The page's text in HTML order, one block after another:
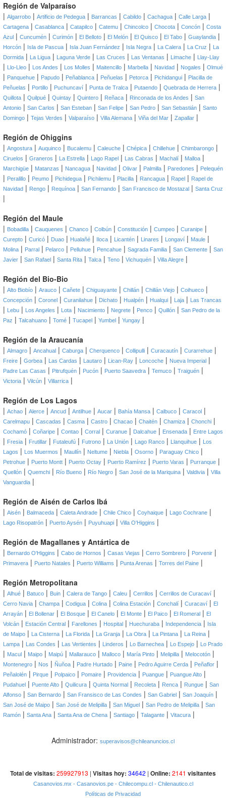
Región de Valparaíso
| Algarrobo | Artificio de Pedegua | Barrancas | Cabildo | Cachagua | Calle Larga |
Cartagena | Casablanca | Catapilco | Catemu | Chincolco | Chocota | Concón | Costa
Azul | Cuncumén | Curimón | El Belloto | El Melón | El Quisco | El Tabo | Guaylandia |
Horcón | Isla de Pascua | Isla Juan Fernández | Isla Negra | La Calera | La Cruz |
La
Dormida | La Ligua | Laguna Verde | Las Cruces | Las Ventanas | Limache | Llay-Llay
| Llo-Lleo | Los Andes | Los Molles | Maitencillo | Marbella | Navidad | Nogales | Olmué
| Panquehue | Papudo | Peñablanca | Peñuelas | Petorca | Pichidangui | Placilla de
Peñuelas | Portillo | Puchuncaví | Punta de Tralca | Putaendo | Quebrada de Herrera |
Quillota | Quilpué | Quintay | Quintero | Reñaca | Rinconada de los Andes | San
Antonio | San Carlos | San Esteban | San Felipe | San Pedro | San Sebastián | Santo
Domingo | Tejas Verdes | Valparaíso | Villa Alemana | Viña del Mar | Zapallar |
Región de Ohiggins
| Angostura | Auquinco | Bucalemu | Caleuche | Chépica | Chillehue | Chimbarongo |
Ciruelos | Graneros | La Estrella | Lago Rapel | Las Cabras | Machalí | Malloa |
Marchigüe | Matanzas | Nancagua | Navidad | Olivar | Palmilla | Paredones | Pelequén
| Peralillo | Peumo | Pichidegua | Pichilemu | Placilla | Rancagua | Rapel | Rapel de
Navidad | Rengo | Requínoa | San Fernando | San Francisco de Mostazal | Santa Cruz
|
Región del Maule
| Bobadilla | Cauquenes | Chanco | Colbún | Constitución | Cumpeo | Curanipe |
Curepto | Curicó | Duao | Hualañé | Iloca | Licantén | Linares | Longaví | Maule |
Molina | Parral | Pelarco | Pelluhue | Pencahue | Sagrada Familia | San Clemente | San
Javier | San Rafael | Santa Rita | Talca | Teno | Vichuquén | Villa Alegre |
Región del Bio-Bio
| Alto Biobío | Arauco | Cañete | Chiguayante | Chillán | Chillán Viejo | Coihueco |
Concepción | Coronel | Curanilahue | Dichato | Hualpén | Hualqui | Laja | Las Trancas
| Lebu | Los Angeles | Lota | Nacimiento | Negrete | Penco | Quillón | San Pedro de la
Paz | Talcahuano | Tomé | Tucapel | Yumbel | Yungay |
Región de la Araucanía
| Almagro | Ancahual | Caburga | Cherquenco | Collipulli | Curacautín | Curarrehue |
Freire | Gorbea | Las Cardas | Lautaro | Lican-Ray | Loncoche | Nueva Imperial |
Padre Las Casas | Pitrufquén | Pucón | Puerto Saavedra | Temuco | Traiguén |
Victoria | Vilcún | Villarrica |
Región de Los Lagos
| Achao | Alerce | Ancud | Antilhue | Aucar | Bahía Mansa | Calbuco | Caracol |
Carelmapu | Cascadas | Casma | Castro | Chacao | Chaitén | Chamiza | Chonchi |
Cochamó | Coñaripe | Contao | Corral | Curanue | Dalcahue | Ensenada | Entre Lagos
| Fresia | Frutillar | Futaleufú | Futrono | La Unión | Lago Ranco | Llanquihue |
Los
Lagos | Los Muermos | Maullín | Neltume | Niebla | Osorno | Paraguay Chico |
Petrohue | Puerto Montt | Puerto Octay | Puerto Ramírez | Puerto Varas | Purranque |
Quellón | Quemchi | Río Bueno | Río Negro | San José de la Mariquina | Valdivia | Villa
Vanguardia |
Región de Aisén de Carlos Ibá
| Aisén | Balmaceda | Caleta Andrade | Chile Chico | Coyhaique | Lago Cochrane |
Lago Risopatrón | Puerto Aysén | Puyuhuapi | Villa O'Higgins |
Región de Magallanes y Antártica de
| Bernardo O'Higgins | Cabo de Hornos | Casas Viejas | Cerro Sombrero | Porvenir |
Primavera | Puerto Natales | Puerto Williams | Punta Arenas | Torres del Paine |
Región Metropolitana
| Alhué | Batuco | Buin | Calera de Tango | Caleu | Cerrillos | Cerrillos de Curacaví |
Cerro Navia | Champa | Codigua | Colina | Colina Estación | Conchalí | Curacaví | El
Arrayán | El Bollenar | El Bosque | El Canelo | El Monte | El Paico | El Romeral | El
Volcán | Estación Central | Farellones | Hospital | Huechuraba | Independencia |
Isla
de Maipo | La Cisterna | La Florida | La Granja | La Obra | La Pintana | La Reina |
Lampa | Las Condes | Las Vertientes | Linderos | Lo Barnechea | Lo Espejo | Lo Prado
| Macul | Maipo | Maipú | Mallarauco | Malloco | María Pinto | Melipilla | Melocotón |
Montenegro | Nos | Ñuñoa | Padre Hurtado | Paine | Pedro Aguirre Cerda | Peñaflor |
Peñalolén | Pirque | Polpaico | Pomaire | Providencia | Puangue | Puangue Alto |
Pudahuel | Puente Alto | Quilicura | Quinta Normal | Recoleta | Renca | Rungue | San
Alfonso | San Bernardo | San Fransisco de Las Condes | San Gabriel | San Joaquín |
San José de Maipo | San José de Melipilla | San Miguel | San Pedro de Melipilla | San
Ramón | Santa Ana | Santa Ana de Chena | Santiago | Talagante | Vitacura |
Administrador: superavisos@chileanuncios.cl
Total de visitas: 259927913 | Visitas hoy: 34642 | Online: 2141 visitantes
Casanovios.mx - Casanovios.pe- Chilecompu.cl - Chilenautico.cl
Políticas de Privacidad